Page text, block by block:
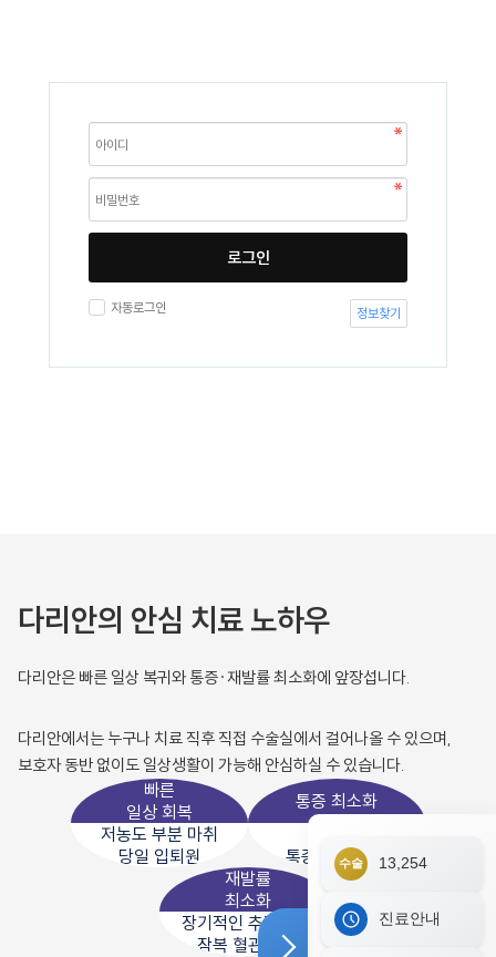
로그인
자동로그인 정보찾기
다리안의 안심 치료 노하우
다리안은 빠른 일상 복귀와 통증·재발률 최소화에 앞장섭니다.
다리안에서는 누구나 치료 직후 직접 수술실에서 걸어나올 수 있으며,
보호자 동반 없이도 일상생활이 가능해 안심하실 수 있습니다.
빠른
일상 회복
저농도 부분 마취
당일 입퇴원
통증 최소화
통증 완화 치료
재발률
최소화
장기적인 추적 관찰
잠복 혈관 치료
수술 13,254
진료안내